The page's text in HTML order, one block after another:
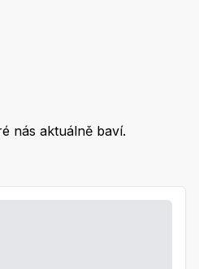
nás aktuálně baví.